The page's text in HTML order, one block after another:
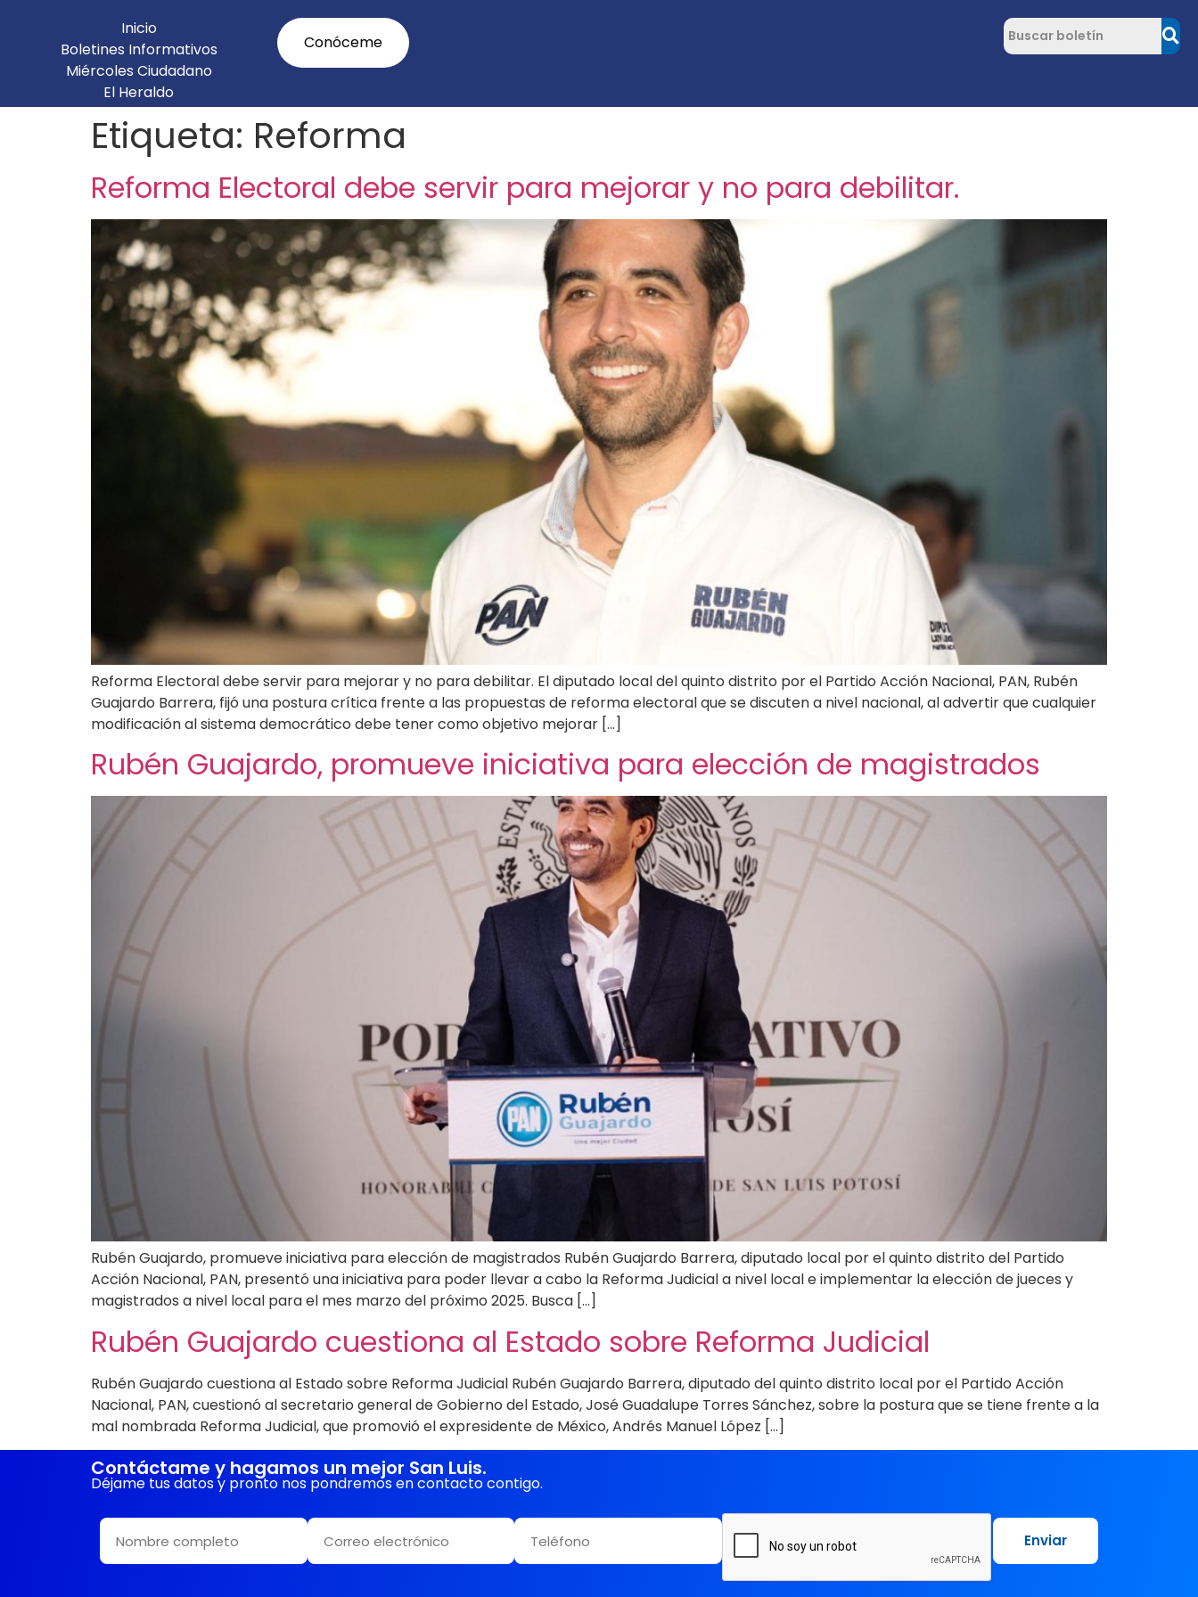
Inicio
Boletines Informativos
Miércoles Ciudadano
El Heraldo
Agenda Legislativa
Conóceme
Etiqueta: Reforma
Reforma Electoral debe servir para mejorar y no para debilitar.
Reforma Electoral debe servir para mejorar y no para debilitar. El diputado local del quinto distrito por el Partido Acción Nacional, PAN, Rubén
Guajardo Barrera, fijó una postura crítica frente a las propuestas de reforma electoral que se discuten a nivel nacional, al advertir que cualquier
modificación al sistema democrático debe tener como objetivo mejorar […]
Rubén Guajardo, promueve iniciativa para elección de magistrados
Rubén Guajardo, promueve iniciativa para elección de magistrados Rubén Guajardo Barrera, diputado local por el quinto distrito del Partido
Acción Nacional, PAN, presentó una iniciativa para poder llevar a cabo la Reforma Judicial a nivel local e implementar la elección de jueces y
magistrados a nivel local para el mes marzo del próximo 2025. Busca […]
Rubén Guajardo cuestiona al Estado sobre Reforma Judicial
Rubén Guajardo cuestiona al Estado sobre Reforma Judicial Rubén Guajardo Barrera, diputado del quinto distrito local por el Partido Acción
Nacional, PAN, cuestionó al secretario general de Gobierno del Estado, José Guadalupe Torres Sánchez, sobre la postura que se tiene frente a la
mal nombrada Reforma Judicial, que promovió el expresidente de México, Andrés Manuel López […]
Contáctame y hagamos un mejor San Luis.
Déjame tus datos y pronto nos pondremos en contacto contigo.